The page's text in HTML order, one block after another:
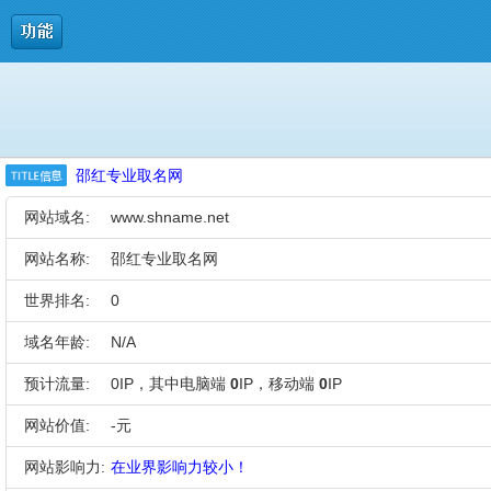
邵红专业取名网
网站域名: www.shname.net
网站名称: 邵红专业取名网
世界排名: 0
域名年龄: N/A
预计流量: 0IP，其中电脑端 0IP，移动端 0IP
网站价值: -元
网站影响力: 在业界影响力较小！